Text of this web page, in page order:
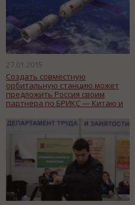
27.01.2015
Создать совместную
орбитальную станцию может
предложить Россия своим
партнера по БРИКС — Китаю и
документ подготовлен
экспертным советом при
Военно-промышленной
комиссии страны.